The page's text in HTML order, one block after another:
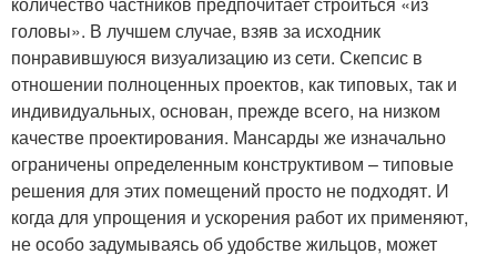
головы». В лучшем случае, взяв за исходник
понравившуюся визуализацию из сети. Скепсис в
отношении полноценных проектов, как типовых, так и
индивидуальных, основан, прежде всего, на низком
качестве проектирования. Мансарды же изначально
ограничены определенным конструктивом – типовые
решения для этих помещений просто не подходят. И
когда для упрощения и ускорения работ их применяют,
не особо задумываясь об удобстве жильцов, может